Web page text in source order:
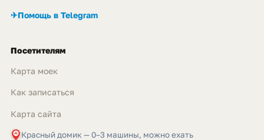
✈Помощь в Telegram
Посетителям
Карта моек
Как записаться
Карта сайта
Красный домик — 0–3 машины, можно ехать